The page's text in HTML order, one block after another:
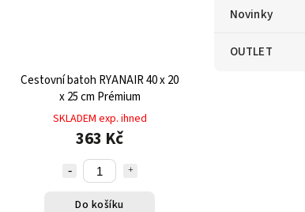
Novinky
OUTLET
Cestovní batoh RYANAIR 40 x 20
x 25 cm Prémium
SKLADEM exp. ihned
363 Kč
Do košíku